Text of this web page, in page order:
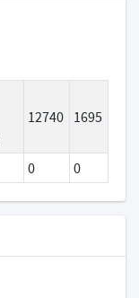
12740 1695
0 0